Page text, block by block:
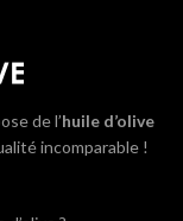
de l’huile d’olive
incomparable !